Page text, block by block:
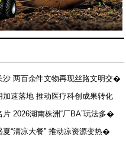
沙 两百余件文物再现丝路文明交�
加速落地 推动医疗科创成果转化
片 2026湖南株洲“厂BA”玩法多�
夏“清凉大餐” 推动凉资源变热�